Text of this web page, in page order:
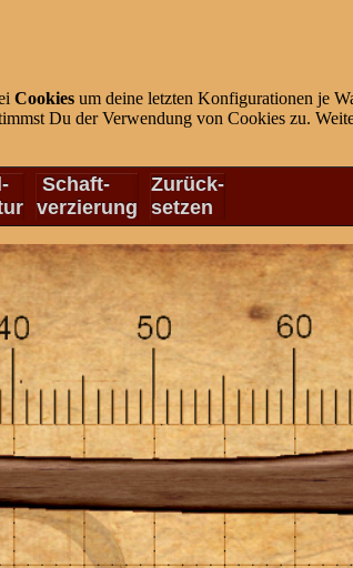
Cookies um deine letzten Konfigurationen je
Du der Verwendung von Cookies zu.
Schaft-
verzierung
Zurück-
setzen